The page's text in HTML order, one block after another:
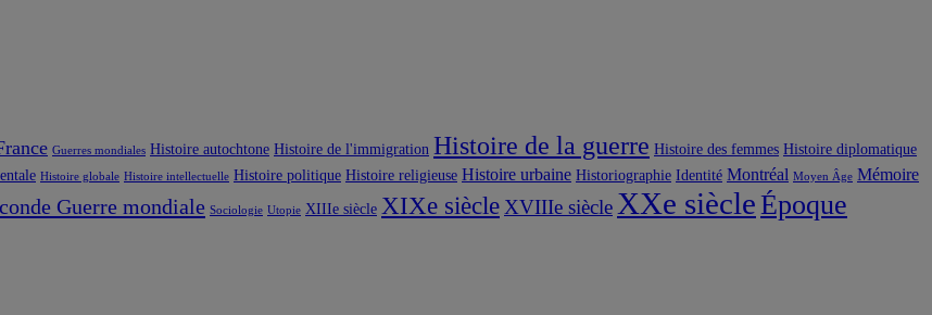
Guerres mondiales Histoire autochtone Histoire de l'immigration Histoire de la guerre Histoire des femmes Histoire diplomatique
Histoire globale Histoire intellectuelle Histoire politique Histoire religieuse Histoire urbaine Historiographie Identité Montréal Moyen Âge Mémoire
Guerre mondiale Sociologie Utopie XIIIe siècle XIXe siècle XVIIIe siècle XXe siècle Époque